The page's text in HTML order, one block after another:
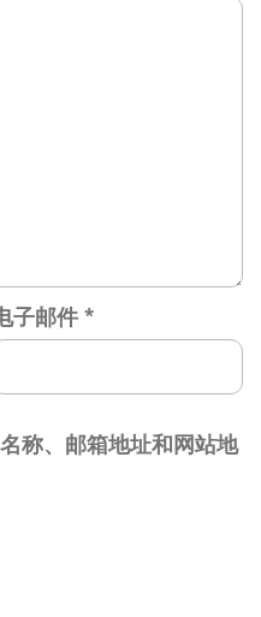
子邮件 *
称、邮箱地址和网站地